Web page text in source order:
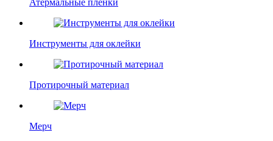
Атермальные пленки
Инструменты для оклейки
Протирочный материал
Мерч